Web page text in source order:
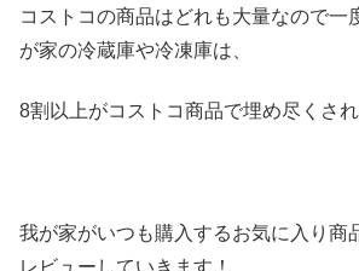
コストコの商品はどれも大量なので一
が家の冷蔵庫や冷凍庫は、
8割以上がコストコ商品で埋め尽くされ
我が家がいつも購入するお気に入り商